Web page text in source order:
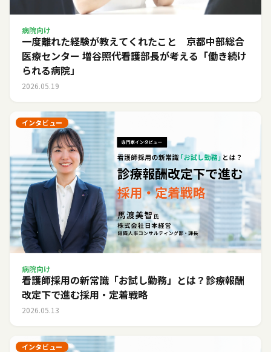
病院向け
一度離れた経験が教えてくれたこと 京都中部総合
医療センター 増谷照代看護部長が考える「働き続け
られる病院」
2026.05.19
インタビュー
病院向け
看護師採用の新常識「お試し勤務」とは？診療報酬
改定下で進む採用・定着戦略
2026.05.13
インタビュー